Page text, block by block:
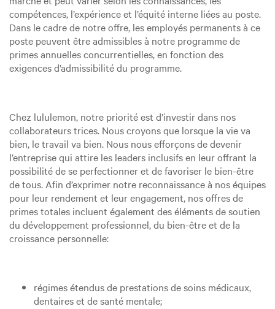
compétences, l’expérience et l’équité interne liées au poste.
Dans le cadre de notre offre, les employés permanents à ce
poste peuvent être admissibles à notre programme de
primes annuelles concurrentielles, en fonction des
exigences d’admissibilité du programme.
Chez lululemon, notre priorité est d’investir dans nos
collaborateurs trices. Nous croyons que lorsque la vie va
bien, le travail va bien. Nous nous efforçons de devenir
l’entreprise qui attire les leaders inclusifs en leur offrant la
possibilité de se perfectionner et de favoriser le bien-être
de tous. Afin d’exprimer notre reconnaissance à nos équipes
pour leur rendement et leur engagement, nos offres de
primes totales incluent également des éléments de soutien
du développement professionnel, du bien-être et de la
croissance personnelle:
régimes étendus de prestations de soins médicaux,
dentaires et de santé mentale;